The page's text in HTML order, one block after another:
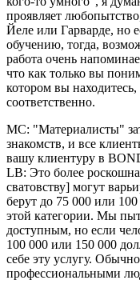
проявляет
Йеле или Гарварде, но
обучению, тогда,
работа очень
что как только вы
котором вы
соответственно.
MC: "Материалисты"
знакомств, и все
вашу клиентуру в
LB: Это более
сватовству] могут
берут до 75 000 или
этой категории. Мы
доступным, но если
100 000 или 150 000
себе эту услугу.
профессиональными